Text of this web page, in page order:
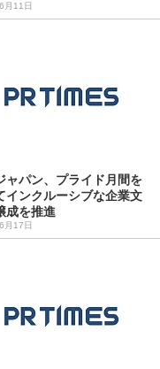
月11日
ャパン、プライド月間を
インクルーシブな企業文
成を推進
月17日